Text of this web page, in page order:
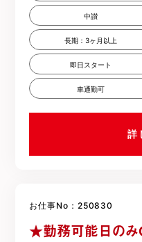
中讃
長期：3ヶ月以上
即日スタート
車通勤可
詳
お仕事No：250830
★勤務可能日のみ